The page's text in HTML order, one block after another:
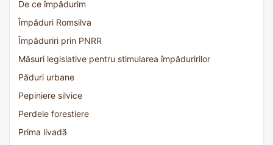
De ce împădurim
Împăduri Romsilva
Împăduriri prin PNRR
Măsuri legislative pentru stimularea împăduririlor
Păduri urbane
Pepiniere silvice
Perdele forestiere
Prima livadă